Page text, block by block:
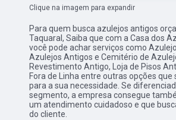
Clique na imagem para expandir
Para quem busca azulejos antigos
Taquaral, Saiba que com a Casa dos
você pode achar serviços como
Azulejos Antigos e Cemitério de
Revestimento Antigo, Loja de Pisos
Fora de Linha entre outras opções que
para a sua necessidade. Se
segmento, a empresa consegue
um atendimento cuidadoso e que
do cliente.